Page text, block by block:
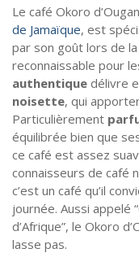
Le café Okoro
de Jamaïque, est
par son goût lors de
reconnaissable pour
authentique délivre
noisette, qui
Particulièrement
équilibrée bien que
ce café est assez
connaisseurs de café
c’est un café qu’il
journée. Aussi appelé
d’Afrique”, le Okoro
lasse pas.